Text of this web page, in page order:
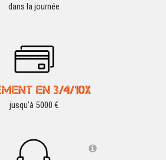
dans la journée
EN 3/4/10X
jusqu'à 5000 €